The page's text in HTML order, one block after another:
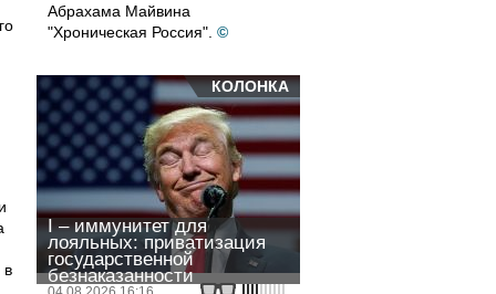
в
Абрахама Майвина
"Хроническая Россия". ©
КОЛОНКА
I – иммунитет для
лояльных: приватизация
государственной
безнаказанности